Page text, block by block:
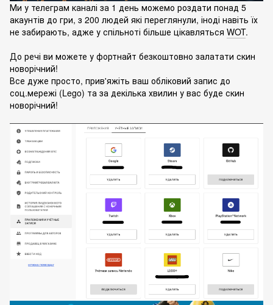
Ми у телеграм каналі за 1 день можемо роздати понад 5
акаунтів до гри, з 200 людей які переглянули, іноді навіть їх
не забирають, адже у спільноті більше цікавляться WOT.
До речі ви можете у фортнайт безкоштовно залатати скин
новорічний!
Все дуже просто, прив'яжіть ваш обліковий запис до
соц.мережі (Lego) та за декілька хвилин у вас буде скин
новорічний!